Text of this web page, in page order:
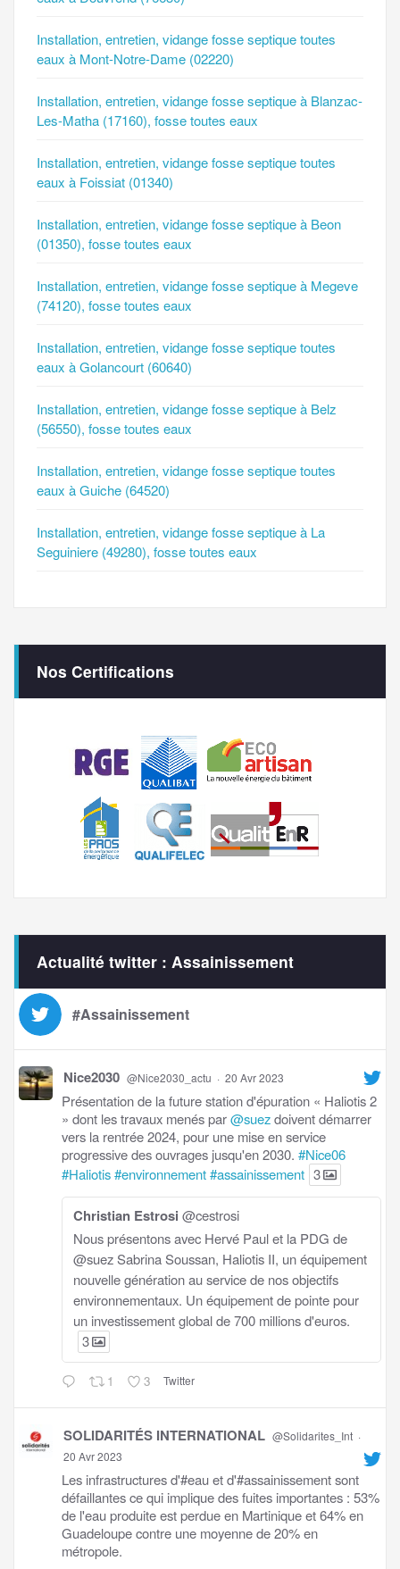
Installation, entretien, vidange fosse septique toutes
eaux à Mont-Notre-Dame (02220)
Installation, entretien, vidange fosse septique à Blanzac-
Les-Matha (17160), fosse toutes eaux
Installation, entretien, vidange fosse septique toutes
eaux à Foissiat (01340)
Installation, entretien, vidange fosse septique à Beon
(01350), fosse toutes eaux
Installation, entretien, vidange fosse septique à Megeve
(74120), fosse toutes eaux
Installation, entretien, vidange fosse septique toutes
eaux à Golancourt (60640)
Installation, entretien, vidange fosse septique à Belz
(56550), fosse toutes eaux
Installation, entretien, vidange fosse septique toutes
eaux à Guiche (64520)
Installation, entretien, vidange fosse septique à La
Seguiniere (49280), fosse toutes eaux
Nos Certifications
Actualité twitter : Assainissement
#Assainissement
Nice2030 @Nice2030_actu · 20 Avr 2023
Présentation de la future station d'épuration « Haliotis 2
» dont les travaux menés par@suezdoivent démarrer
vers la rentrée 2024, pour une mise en service
progressive des ouvrages jusqu'en 2030. #Nice06
#Haliotis#environnement#assainissement 3
Christian Estrosi @cestrosi
Nous présentons avec Hervé Paul et la PDG de
@suez Sabrina Soussan, Haliotis II, un équipement
nouvelle génération au service de nos objectifs
environnementaux. Un équipement de pointe pour
un investissement global de 700 millions d'euros.
3
1 3 Twitter
SOLIDARITÉS INTERNATIONAL @Solidarites_Int ·
20 Avr 2023
Les infrastructures d'#eau et d'#assainissement sont
défaillantes ce qui implique des fuites importantes : 53%
de l'eau produite est perdue en Martinique et 64% en
Guadeloupe contre une moyenne de 20% en
métropole.